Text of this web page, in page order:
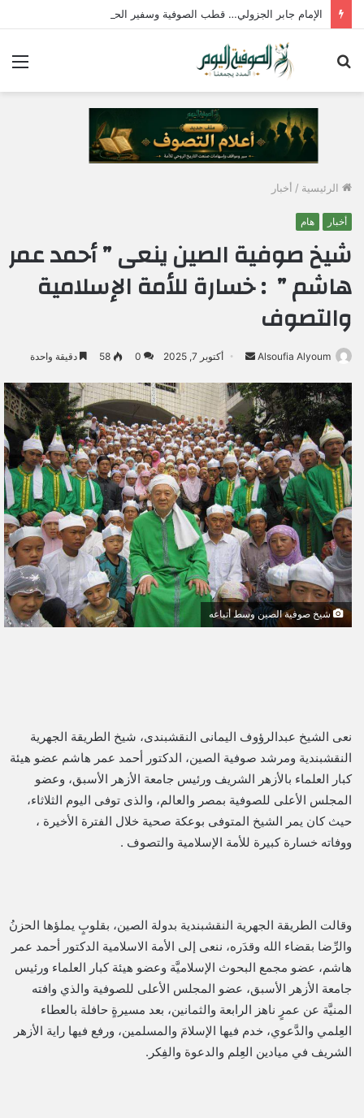
الإمام جابر الجزولي… قطب الصوفية وسفير الحب الإلهي في مصر
الرئيسية / أخبار
أخبار هام
شيخ صوفية الصين ينعى ” أحمد عمر
هاشم ” : خسارة للأمة الإسلامية
والتصوف
Alsoufia Alyoum
س
ل
ب
ر
ي
د
ا
إ
ل
ك
ت
ر
و
أكتوبر 7, 2025 0
58 دقيقة واحدة
شيخ صوفية الصين وسط أتباعه
نعى الشيخ عبدالرؤوف اليمانى النقشبندى، شيخ الطريقة الجهرية
النقشبندية ومرشد صوفية الصين، الدكتور أحمد عمر هاشم عضو هيئة
كبار العلماء بالأزهر الشريف ورئيس جامعة الأزهر الأسبق، وعضو
المجلس الأعلى للصوفية بمصر والعالم، والذى توفى اليوم الثلاثاء،
حيث كان يمر الشيخ المتوفى بوعكة صحية خلال الفترة الأخيرة ،
ووفاته خسارة كبيرة للأمة الإسلامية والتصوف .
وقالت الطريقة الجهرية النقشبندية بدولة الصين، بقلوبٍ يملؤها الحزنُ
والرِّضا بقضاء الله وقدَره، ننعى إلى الأمة الاسلامية الدكتور أحمد عمر
هاشم، عضو مجمع البحوث الإسلاميَّة وعضو هيئة كبار العلماء ورئيس
جامعة الأزهر الأسبق، عضو المجلس الأعلى للصوفية والذي وافته
المنيَّة عن عمرٍ ناهز الرابعة والثمانين، بعد مسيرةٍ حافلة بالعطاء
العِلمي والدَّعوي، خدم فيها الإسلامَ والمسلمين، ورفع فيها راية الأزهر
الشريف في ميادين العِلم والدعوة والفِكر.